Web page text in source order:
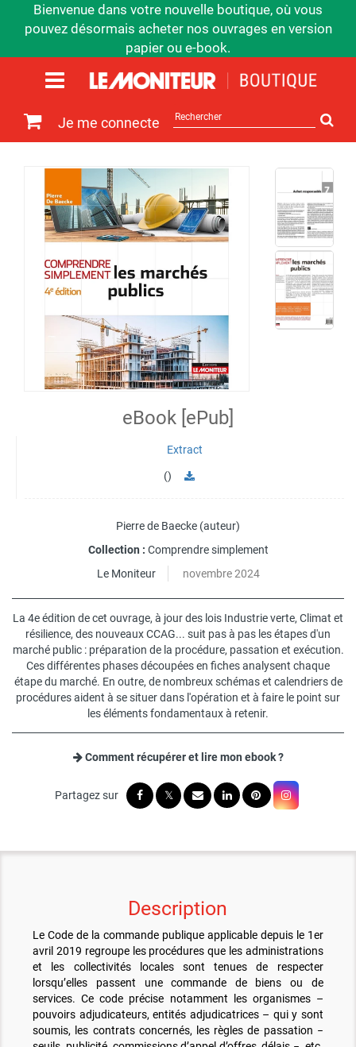
Bienvenue dans votre nouvelle boutique, où vous
pouvez désormais acheter nos ouvrages en version
papier ou e-book.
Je me connecte
sur
le
eBook [ePub]
Extract
()
Pierre de Baecke (auteur)
Collection : Comprendre simplement
Le Moniteur
novembre 2024
La 4e édition de cet ouvrage, à jour des lois Industrie verte, Climat et
résilience, des nouveaux CCAG... suit pas à pas les étapes d'un
marché public : préparation de la procédure, passation et exécution.
Ces différentes phases découpées en fiches analysent chaque
étape du marché. En outre, de nombreux schémas et calendriers de
procédures aident à se situer dans l'opération et à faire le point sur
les éléments fondamentaux à retenir.
Comment récupérer et lire mon ebook ?
Description
Le Code de la commande publique applicable depuis le 1er
avril 2019 regroupe les procédures que les administrations
et les collectivités locales sont tenues de respecter
lorsqu’elles passent une commande de biens ou de
services. Ce code précise notamment les organismes –
pouvoirs adjudicateurs, entités adjudicatrices – qui y sont
soumis, les contrats concernés, les règles de passation −